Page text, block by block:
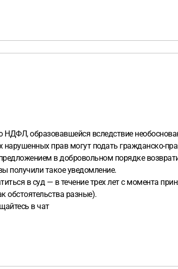
образовавшейся вследствие
прав могут подать гражданско-
в добровольном порядке
получили такое уведомление.
в суд — в течение трех лет с момента
обстоятельства разные).
в чат